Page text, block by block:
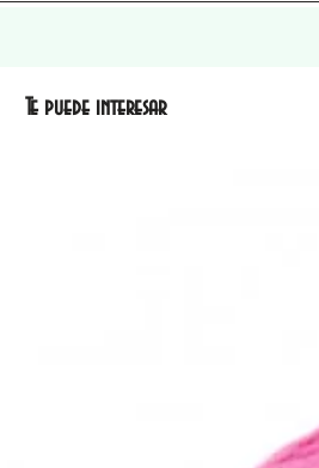
Te puede interesar